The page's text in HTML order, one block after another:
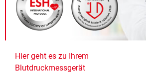
Hier geht es zu Ihrem
Blutdruckmessgerät